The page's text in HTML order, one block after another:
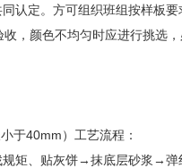
认定。方可组织班组按样板要
，颜色不均匀时应进行挑选
于40mm）工艺流程：
规矩、贴灰饼→抹底层砂浆→